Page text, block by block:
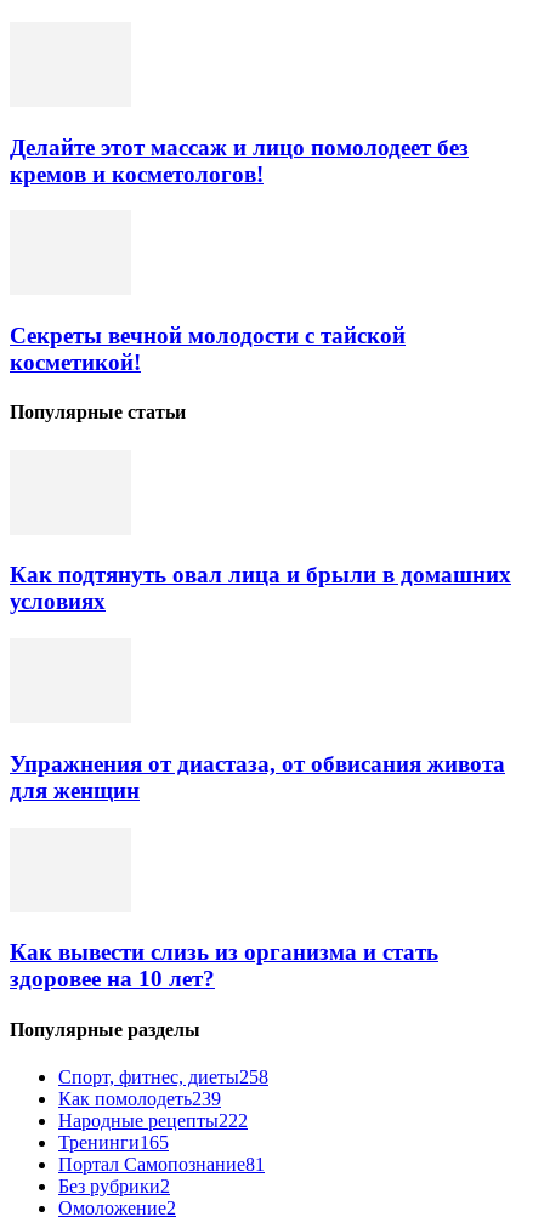
Делайте этот массаж и лицо помолодеет без
кремов и косметологов!
Секреты вечной молодости с тайской
косметикой!
Популярные статьи
Как подтянуть овал лица и брыли в домашних
условиях
Упражнения от диастаза, от обвисания живота
для женщин
Как вывести слизь из организма и стать
здоровее на 10 лет?
Популярные разделы
Спорт, фитнес, диеты258
Как помолодеть239
Народные рецепты222
Тренинги165
Портал Самопознание81
Без рубрики2
Омоложение2